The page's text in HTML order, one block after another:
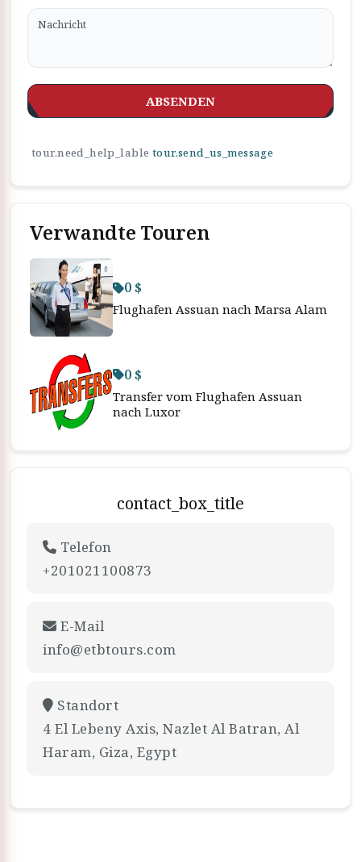
ABSENDEN
tour.need_help_lable tour.send_us_message
Verwandte Touren
0 $
Flughafen Assuan nach Marsa Alam
0 $
Transfer vom Flughafen Assuan
nach Luxor
contact_box_title
Telefon
+201021100873
E-Mail
info@etbtours.com
Standort
4 El Lebeny Axis, Nazlet Al Batran, Al
Haram, Giza, Egypt